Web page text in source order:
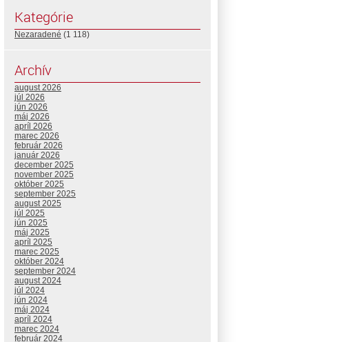
Kategórie
Nezaradené (1 118)
Archív
august 2026
júl 2026
jún 2026
máj 2026
apríl 2026
marec 2026
február 2026
január 2026
december 2025
november 2025
október 2025
september 2025
august 2025
júl 2025
jún 2025
máj 2025
apríl 2025
marec 2025
október 2024
september 2024
august 2024
júl 2024
jún 2024
máj 2024
apríl 2024
marec 2024
február 2024